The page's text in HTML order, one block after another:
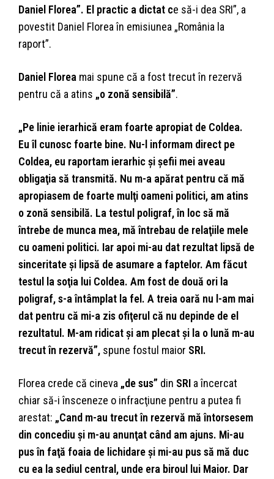
Daniel Florea”. El practic a dictat ce să-i dea SRI”, a
povestit Daniel Florea în emisiunea „România la
raport”.
Daniel Florea mai spune că a fost trecut în rezervă
pentru că a atins „o zonă sensibilă”.
„Pe linie ierarhică eram foarte apropiat de Coldea.
Eu îl cunosc foarte bine. Nu-l informam direct pe
Coldea, eu raportam ierarhic şi şefii mei aveau
obligaţia să transmită. Nu m-a apărat pentru că mă
apropiasem de foarte mulţi oameni politici, am atins
o zonă sensibilă. La testul poligraf, în loc să mă
întrebe de munca mea, mă întrebau de relaţiile mele
cu oameni politici. Iar apoi mi-au dat rezultat lipsă de
sinceritate şi lipsă de asumare a faptelor. Am făcut
testul la soţia lui Coldea. Am fost de două ori la
poligraf, s-a întâmplat la fel. A treia oară nu l-am mai
dat pentru că mi-a zis ofiţerul că nu depinde de el
rezultatul. M-am ridicat şi am plecat şi la o lună m-au
trecut în rezervă”, spune fostul maior SRI.
Florea crede că cineva „de sus” din SRI a încercat
chiar să-i însceneze o infracţiune pentru a putea fi
arestat: „Cand m-au trecut în rezervă mă întorsesem
din concediu şi m-au anunţat când am ajuns. Mi-au
pus în faţă foaia de lichidare şi mi-au pus să mă duc
cu ea la sediul central, unde era biroul lui Maior. Dar